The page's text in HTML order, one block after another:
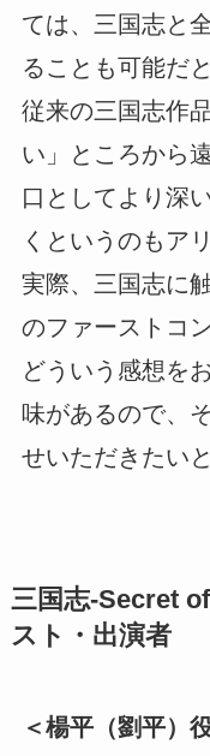
ては、三国志と
ることも可能だ
従来の三国志作
い」ところから
口としてより深
くというのもア
実際、三国志に
のファーストコ
どういう感想を
味があるので、
せいただきたい
三国志-Secret
スト・出演者
＜楊平（劉平）